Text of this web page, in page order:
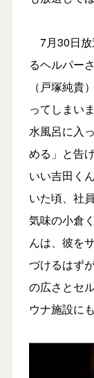
7月30日放
るヘルパー
（戸塚純貴
ってしまい
水風呂に入
める」と告
いい吉田く
いた頃、社
気味の小倉
んは、彼を
づけるはず
の広さとセ
ウナ施設に